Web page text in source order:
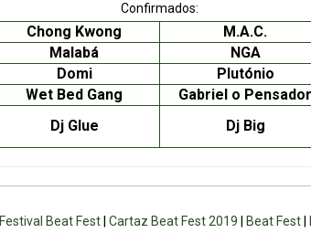
Confirmados:
Chong Kwong M.A.C.
Malabá NGA
Domi Plutónio
Wet Bed Gang Gabriel o Pensador
Dj Glue Dj Big
Festival Beat Fest Cartaz Beat Fest 2019 Beat Fest